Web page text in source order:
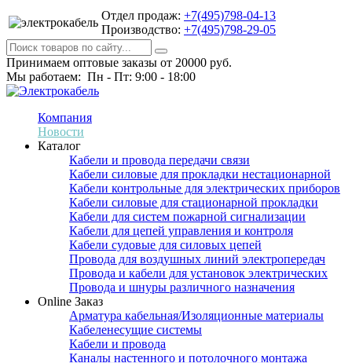
Отдел продаж: +7(495)798-04-13
Производство: +7(495)798-29-05
Принимаем оптовые заказы от 20000 руб.
Мы работаем: Пн - Пт: 9:00 - 18:00
Компания
Новости
Каталог
Кабели и провода передачи связи
Кабели силовые для прокладки нестационарной
Кабели контрольные для электрических приборов
Кабели силовые для стационарной прокладки
Кабели для систем пожарной сигнализации
Кабели для цепей управления и контроля
Кабели судовые для силовых цепей
Провода для воздушных линий электропередач
Провода и кабели для установок электрических
Провода и шнуры различного назначения
Online Заказ
Арматура кабельная/Изоляционные материалы
Кабеленесущие системы
Кабели и провода
Каналы настенного и потолочного монтажа